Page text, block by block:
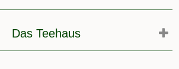
Das Teehaus